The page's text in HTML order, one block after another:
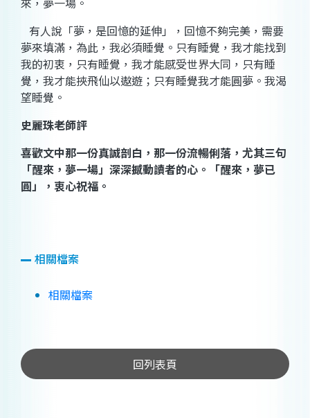
有人說「夢，是回憶的延伸」，回憶不夠完美，需要
夢來填滿，為此，我必須睡覺。只有睡覺，我才能找到
我的初衷，只有睡覺，我才能感受世界大同，只有睡
覺，我才能挾飛仙以遨遊；只有睡覺我才能圓夢。我渴
望睡覺。
史麗珠老師評
喜歡文中那一份真誠剖白，那一份流暢俐落，尤其三句
「醒來，夢一場」深深撼動讀者的心。「醒來，夢已
圓」，衷心祝福。
相關檔案
相關檔案
回列表頁